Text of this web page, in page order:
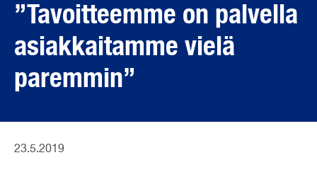
”Tavoitteemme on palvella
asiakkaitamme vielä
paremmin”
23.5.2019